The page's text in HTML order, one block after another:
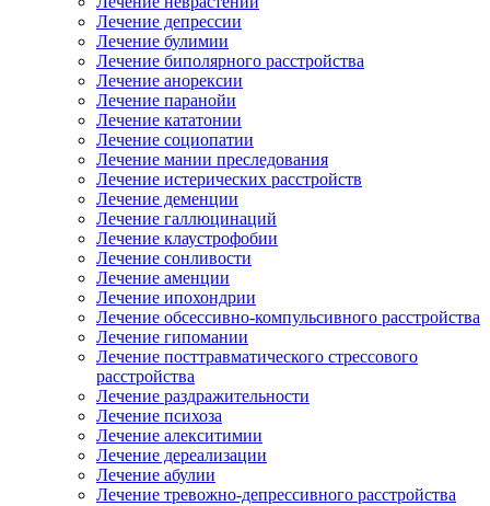
Лечение депрессии
Лечение булимии
Лечение биполярного расстройства
Лечение анорексии
Лечение паранойи
Лечение кататонии
Лечение социопатии
Лечение мании преследования
Лечение истерических расстройств
Лечение деменции
Лечение галлюцинаций
Лечение клаустрофобии
Лечение сонливости
Лечение аменции
Лечение ипохондрии
Лечение обсессивно-компульсивного расстройства
Лечение гипомании
Лечение посттравматического стрессового
расстройства
Лечение раздражительности
Лечение психоза
Лечение алекситимии
Лечение дереализации
Лечение абулии
Лечение тревожно-депрессивного расстройства